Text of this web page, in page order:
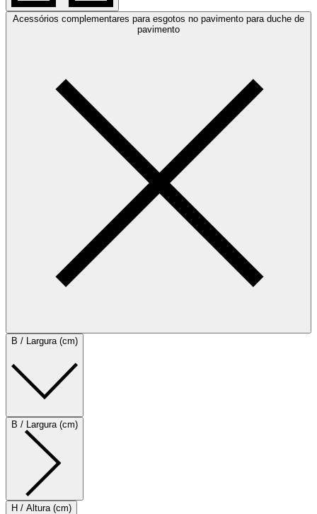
Acessórios complementares para esgotos no pavimento para duche de
pavimento
B / Largura (cm)
B / Largura (cm)
H / Altura (cm)